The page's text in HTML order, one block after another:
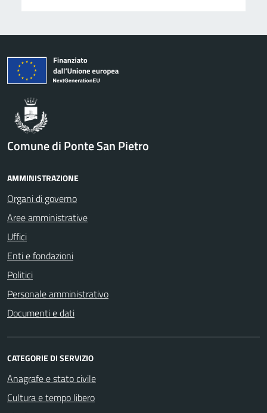
Comune di Ponte San Pietro
AMMINISTRAZIONE
Organi di governo
Aree amministrative
Uffici
Enti e fondazioni
Politici
Personale amministrativo
Documenti e dati
CATEGORIE DI SERVIZIO
Anagrafe e stato civile
Cultura e tempo libero